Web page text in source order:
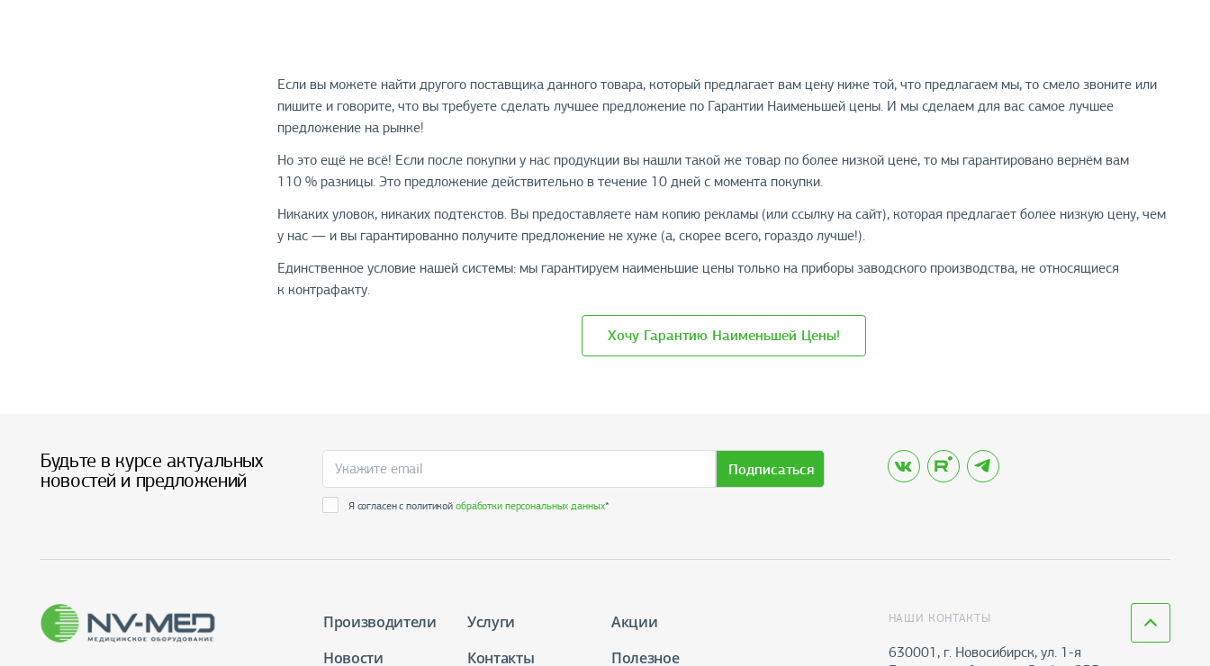
Если вы можете найти другого поставщика данного товара, который предлагает вам цену ниже той, что предлагаем мы, то смело звоните или
пишите и говорите, что вы требуете сделать лучшее предложение по Гарантии Наименьшей цены. И мы сделаем для вас самое лучшее
предложение на рынке!
Но это ещё не всё! Если после покупки у нас продукции вы нашли такой же товар по более низкой цене, то мы гарантировано вернём вам
110 % разницы. Это предложение действительно в течение 10 дней с момента покупки.
Никаких уловок, никаких подтекстов. Вы предоставляете нам копию рекламы (или ссылку на сайт), которая предлагает более низкую цену, чем
у нас — и вы гарантированно получите предложение не хуже (а, скорее всего, гораздо лучше!).
Единственное условие нашей системы: мы гарантируем наименьшие цены только на приборы заводского производства, не относящиеся
к контрафакту.
Хочу Гарантию Наименьшей Цены!
Будьте в курсе актуальных
новостей и предложений
Подписаться
Я согласен с политикойобработки персональных данных*
Производители Услуги
Акции
Новости
Контакты Полезное
НАШИ КОНТАКТЫ
630001, г. Новосибирск, ул. 1-я